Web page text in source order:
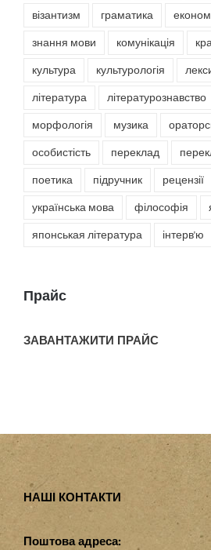
візантизм граматика
знання мови комунікація
культура культурологія
література літературознавство
морфологія музика
особистість переклад
поетика підручник рецензії
українська мова філософія
японськая література інтерв'ю
Прайс
ЗАВАНТАЖИТИ ПРАЙС
НАШІ КОНТАКТИ
Поштова адреса: